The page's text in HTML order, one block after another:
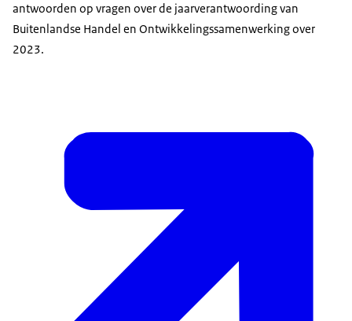
antwoorden op vragen over de jaarverantwoording van
Buitenlandse Handel en Ontwikkelingssamenwerking over
2023.